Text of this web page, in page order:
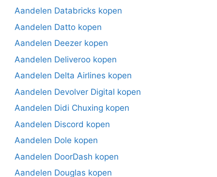
Aandelen Databricks kopen
Aandelen Datto kopen
Aandelen Deezer kopen
Aandelen Deliveroo kopen
Aandelen Delta Airlines kopen
Aandelen Devolver Digital kopen
Aandelen Didi Chuxing kopen
Aandelen Discord kopen
Aandelen Dole kopen
Aandelen DoorDash kopen
Aandelen Douglas kopen